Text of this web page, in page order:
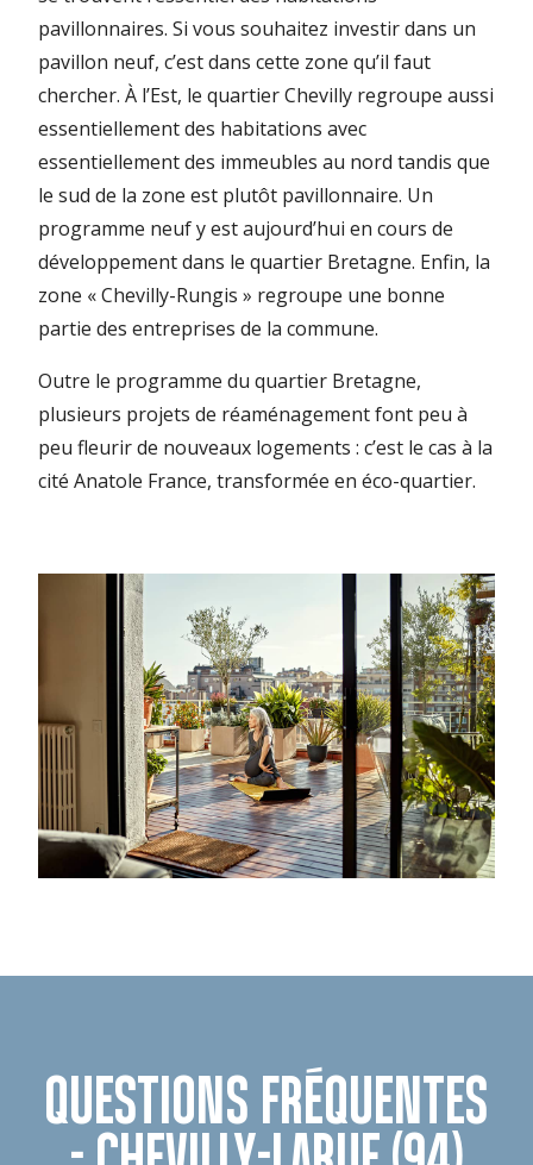
pavillonnaires. Si vous souhaitez investir dans un
pavillon neuf, c’est dans cette zone qu’il faut
chercher. À l’Est, le quartier Chevilly regroupe aussi
essentiellement des habitations avec
essentiellement des immeubles au nord tandis que
le sud de la zone est plutôt pavillonnaire. Un
programme neuf y est aujourd’hui en cours de
développement dans le quartier Bretagne. Enfin, la
zone « Chevilly-Rungis » regroupe une bonne
partie des entreprises de la commune.
Outre le programme du quartier Bretagne,
plusieurs projets de réaménagement font peu à
peu fleurir de nouveaux logements : c’est le cas à la
cité Anatole France, transformée en éco-quartier.
QUESTIONS FRÉQUENTES